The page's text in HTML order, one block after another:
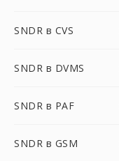
SNDR в CVS
SNDR в DVMS
SNDR в PAF
SNDR в GSM